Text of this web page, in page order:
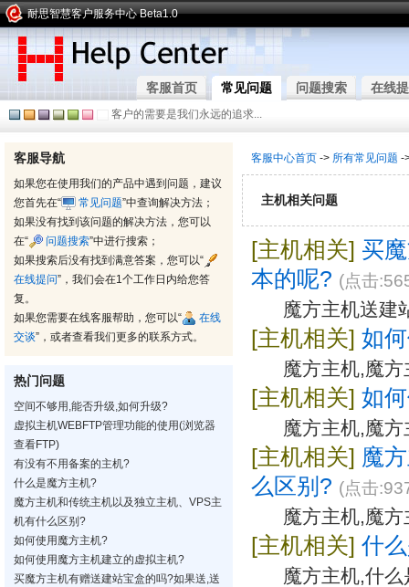
耐思智慧客户服务中心 Beta1.0
客服首页 常见问题 问题搜索 在线
客户的需要是我们永远的追求...
客服导航
如果您在使用我们的产品中遇到问题，建议
您首先在“
常见问题”中查询解决方法；
如果没有找到该问题的解决方法，您可以
在“
问题搜索”中进行搜索；
如果搜索后没有找到满意答案，您可以“
在线提问”，我们会在1个工作日内给您答
复。
如果您需要在线客服帮助，您可以“
在线
交谈”，或者查看我们更多的联系方式。
热门问题
空间不够用,能否升级,如何升级?
虚拟主机WEBFTP管理功能的使用(浏览器
查看FTP)
有没有不用备案的主机?
什么是魔方主机?
魔方主机和传统主机以及独立主机、VPS主
机有什么区别?
如何使用魔方主机?
如何使用魔方主机建立的虚拟主机?
买魔方主机有赠送建站宝盒的吗?如果送,送
客服中心首页 -> 所有常见问题 -
主机相关问题
[主机相关] 买
本的呢? (点击
魔方主机送建
[主机相关] 如
魔方主机,魔
[主机相关] 如
魔方主机,魔
[主机相关] 魔
么区别? (点击
魔方主机,魔
[主机相关] 什
魔方主机,什